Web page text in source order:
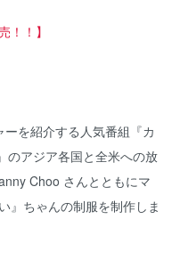
！！】
を紹介する人気番組『カ
のアジア各国と全米への放
Choo さんとともにマ
』ちゃんの制服を制作しま